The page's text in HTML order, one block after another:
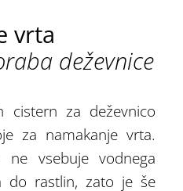
vrta
deževnice
cistern za deževnico
za namakanje vrta.
ne vsebuje vodnega
do rastlin, zato je še